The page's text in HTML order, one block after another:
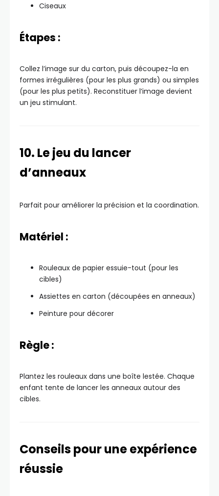
Ciseaux
Étapes :
Collez l’image sur du carton, puis découpez-la en
formes irrégulières (pour les plus grands) ou simples
(pour les plus petits). Reconstituer l’image devient
un jeu stimulant.
10. Le jeu du lancer
d’anneaux
Parfait pour améliorer la précision et la coordination.
Matériel :
Rouleaux de papier essuie-tout (pour les
cibles)
Assiettes en carton (découpées en anneaux)
Peinture pour décorer
Règle :
Plantez les rouleaux dans une boîte lestée. Chaque
enfant tente de lancer les anneaux autour des
cibles.
Conseils pour une expérience
réussie